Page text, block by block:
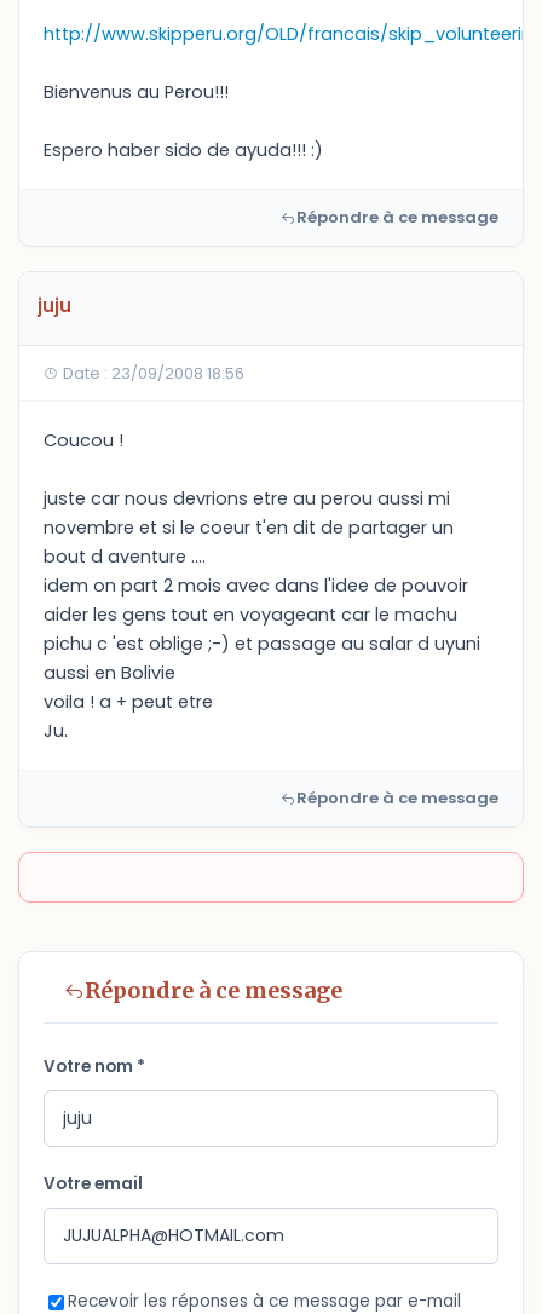
http://www.skipperu.org/OLD/francais/
Bienvenus au Perou!!!
Espero haber sido de ayuda!!! :)
Répondre à ce message
juju
Date : 23/09/2008 18:56
Coucou !
juste car nous devrions etre au perou aussi mi
novembre et si le coeur t'en dit de partager un
bout d aventure ....
idem on part 2 mois avec dans l'idee de pouvoir
aider les gens tout en voyageant car le machu
pichu c 'est oblige ;-) et passage au salar d uyuni
aussi en Bolivie
voila ! a + peut etre
Ju.
Répondre à ce message
Répondre à ce message
Votre nom *
Votre email
Recevoir les réponses à ce message par e-mail